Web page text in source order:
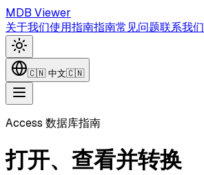
MDB Viewer
关于我们使用指南指南常见问题联系我们
🇨🇳 中文🇨🇳
Access 数据库指南
打开、查看并转换